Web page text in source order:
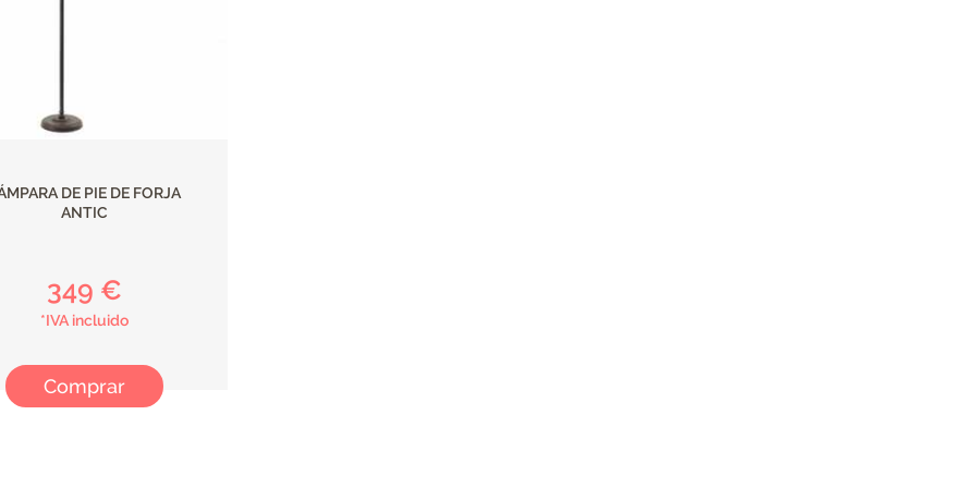
DE PIE DE FORJA
ANTIC
349 €
*IVA incluido
Comprar